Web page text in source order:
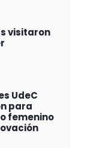
visitaron
UdeC
para
femenino